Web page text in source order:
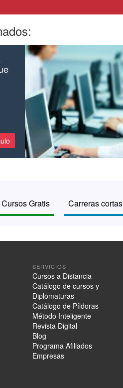
Cursos Gratis Carreras cortas
SERVICIOS
Cursos a Distancia
Catálogo de cursos y
Diplomaturas
Catálogo de Píldoras
Método Inteligente
Revista Digital
Blog
Programa Afiliados
Empresas